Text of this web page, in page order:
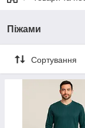
Піжами
Сортування